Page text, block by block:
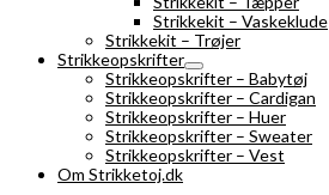
Strikkekit – Vaskeklude
Strikkekit – Trøjer
Strikkeopskrifter
Strikkeopskrifter – Babytøj
Strikkeopskrifter – Cardigan
Strikkeopskrifter – Huer
Strikkeopskrifter – Sweater
Strikkeopskrifter – Vest
Om Strikketoj.dk